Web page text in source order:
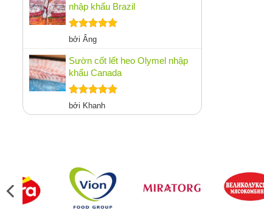
nhập khẩu Brazil
Được xếp
5
sao
bởi Âng
Sườn cốt lết heo Olymel nhập
khẩu Canada
Được xếp
hạng55
bởi Khanh